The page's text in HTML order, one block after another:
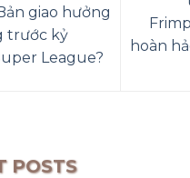
giao hưởng
trước kỷ
League?
hoàn
POSTS